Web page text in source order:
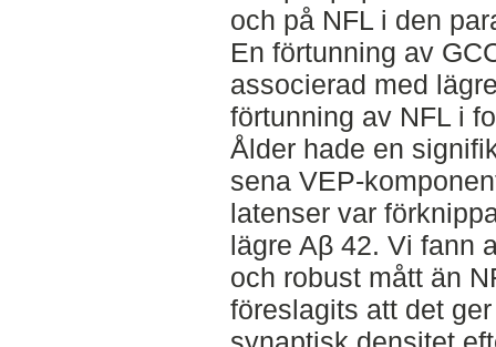
och på NFL i den
En förtunning av
associerad med
förtunning av NFL i
Ålder hade en
sena VEP-
latenser var
lägre Aβ 42. Vi fann
och robust mått än
föreslagits att det